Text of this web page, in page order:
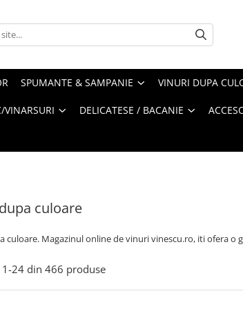
SPUMANTE & SAMPANIE VINURI DUPA
DELICATESE / BACANIE
culoare
culoare. Magazinul online de vinuri vinescu.ro, iti ofera
1-24 din 466 produse